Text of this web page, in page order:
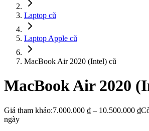
Laptop cũ
Laptop Apple cũ
MacBook Air 2020 (Intel) cũ
MacBook Air 2020
Giá tham khảo:7.000.000 ₫ – 10.500.000 ₫
ngày